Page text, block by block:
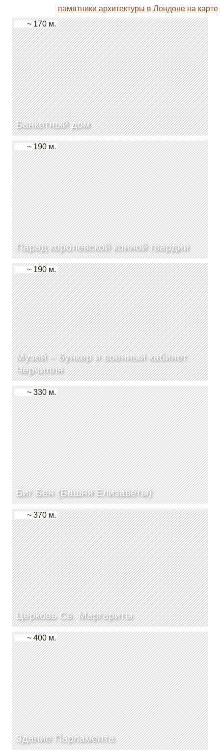
памятники архитектуры в Лондоне на карте
Банкетный дом
~ 170 м.
Парад королевской конной гвардии
~ 190 м.
Музей – бункер и военный кабинет
Черчилля
~ 190 м.
Биг Бен (Башня Елизаветы)
~ 330 м.
Церковь Св. Маргариты
~ 370 м.
Здание Парламента
~ 400 м.